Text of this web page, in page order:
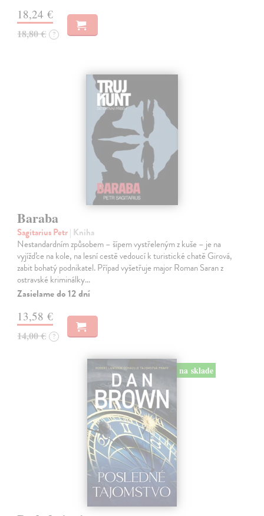
18,24 €
18,80 € ?
Baraba
Sagitarius Petr| Kniha
Nestandardním způsobem – šípem vystřeleným z kuše – je na
vyjížďce na kole, na lesní cestě vedoucí k turistické chatě Girová,
zabit bohatý podnikatel. Případ vyšetřuje major Roman Saran z
ostravské kriminálky…
Zasielame do 12 dní
13,58 €
14,00 € ?
na sklade